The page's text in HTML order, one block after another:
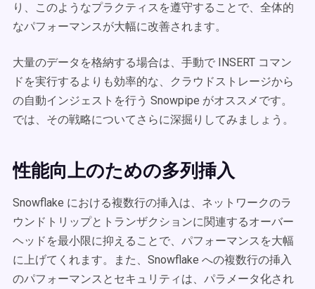
り、このようなプラクティスを遵守することで、全体的
なパフォーマンスが大幅に改善されます。
大量のデータを格納する場合は、手動で INSERT コマン
ドを実行するよりも効率的な、クラウドストレージから
の自動インジェストを行う Snowpipe がオススメです。
では、その戦略についてさらに深掘りしてみましょう。
性能向上のための多列挿入
Snowflake における複数行の挿入は、ネットワークのラ
ウンドトリップとトランザクションに関連するオーバー
ヘッドを最小限に抑えることで、パフォーマンスを大幅
に上げてくれます。また、Snowflake への複数行の挿入
のパフォーマンスとセキュリティは、パラメータ化され